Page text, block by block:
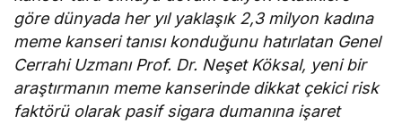
göre dünyada her yıl yaklaşık 2,3 milyon kadına
meme kanseri tanısı konduğunu hatırlatan Genel
Cerrahi Uzmanı Prof. Dr. Neşet Köksal, yeni bir
araştırmanın meme kanserinde dikkat çekici risk
faktörü olarak pasif sigara dumanına işaret